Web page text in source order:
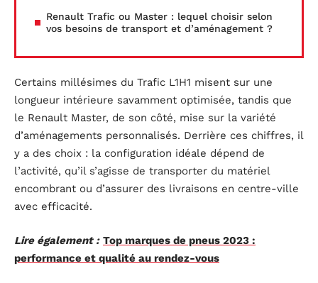
Renault Trafic ou Master : lequel choisir selon
vos besoins de transport et d’aménagement ?
Certains millésimes du Trafic L1H1 misent sur une
longueur intérieure savamment optimisée, tandis que
le Renault Master, de son côté, mise sur la variété
d’aménagements personnalisés. Derrière ces chiffres, il
y a des choix : la configuration idéale dépend de
l’activité, qu’il s’agisse de transporter du matériel
encombrant ou d’assurer des livraisons en centre-ville
avec efficacité.
Lire également : Top marques de pneus 2023 :
performance et qualité au rendez-vous